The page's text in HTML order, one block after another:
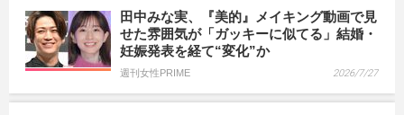
田中みな実、『美的』メイキング動画で見
せた雰囲気が「ガッキーに似てる」結婚・
妊娠発表を経て“変化”か
週刊女性PRIME 2026/7/27